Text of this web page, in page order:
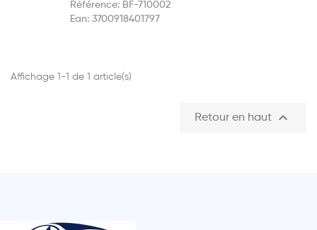
Référence: BF-710002
Ean: 3700918401797
Affichage 1-1 de 1 article(s)
Retour en haut 